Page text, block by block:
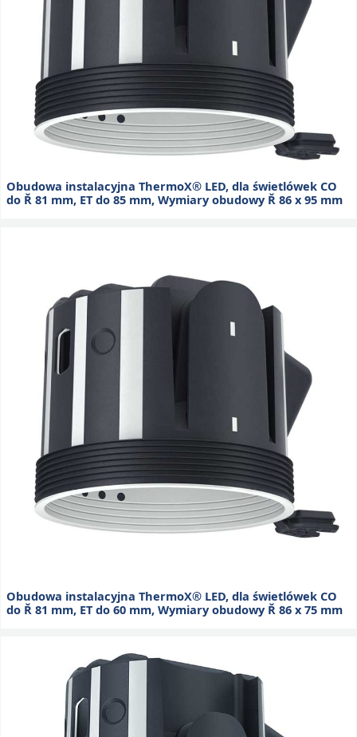
Obudowa instalacyjna ThermoX® LED, dla świetlówek CO
do Ř 81 mm, ET do 85 mm, Wymiary obudowy Ř 86 x 95 mm
Obudowa instalacyjna ThermoX® LED, dla świetlówek CO
do Ř 81 mm, ET do 60 mm, Wymiary obudowy Ř 86 x 75 mm